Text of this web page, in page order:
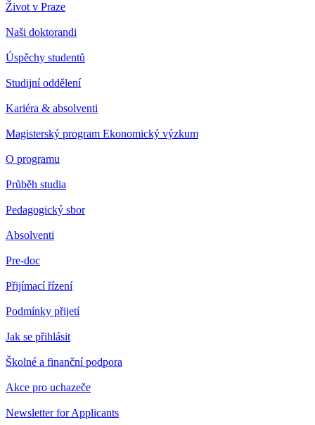
Život v Praze
Naši doktorandi
Úspěchy studentů
Studijní oddělení
Kariéra & absolventi
Magisterský program Ekonomický výzkum
O programu
Průběh studia
Pedagogický sbor
Absolventi
Pre-doc
Přijímací řízení
Podmínky přijetí
Jak se přihlásit
Školné a finanční podpora
Akce pro uchazeče
Newsletter for Applicants